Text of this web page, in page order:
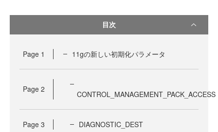
目次
Page 1 11gの新しい初期化パラメータ
Page 2
CONTROL_MANAGEMENT_PACK_ACCESS
Page 3 DIAGNOSTIC_DEST